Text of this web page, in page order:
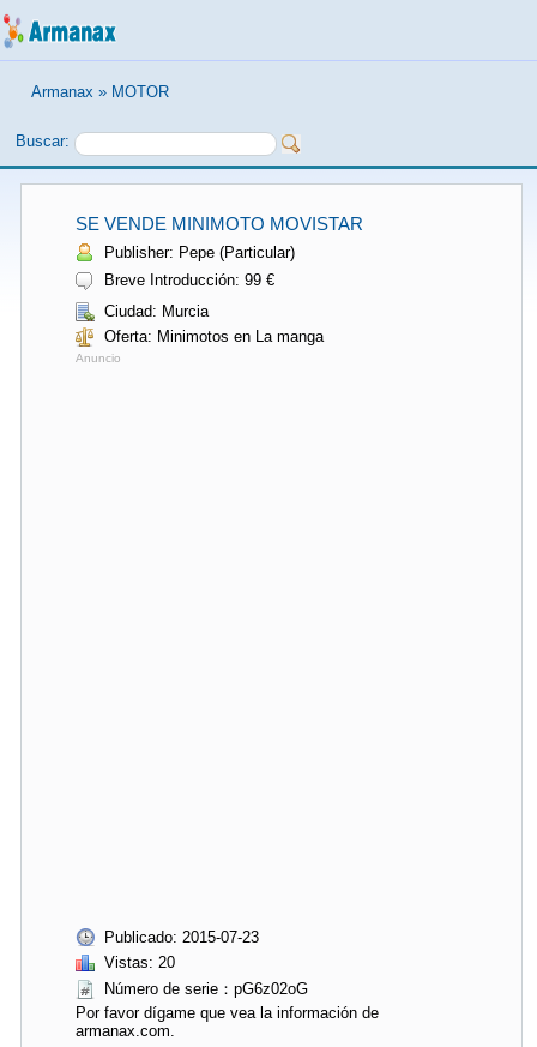
Armanax » MOTOR
Buscar:
SE VENDE MINIMOTO MOVISTAR
Publisher: Pepe (Particular)
Breve Introducción: 99 €
Ciudad: Murcia
Oferta: Minimotos en La manga
Anuncio
Publicado: 2015-07-23
Vistas: 20
Número de serie：pG6z02oG
Por favor dígame que vea la información de
armanax.com.